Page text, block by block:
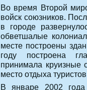
Во время Второй
войск союзников.
в городе
обветшалые
месте построены
году построена
принимала круизные
место отдыха
В январе 2002 года